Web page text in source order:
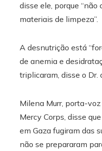
disse ele, porque
materiais de limpeza”.
A desnutrição está
de anemia e
triplicaram, disse o Dr.
Milena Murr, porta-
Mercy Corps, disse
em Gaza fugiram das
não se prepararam